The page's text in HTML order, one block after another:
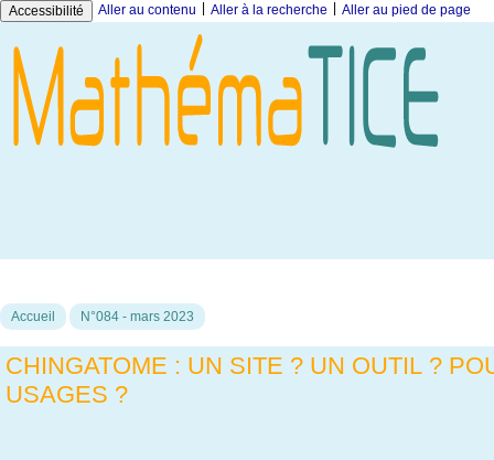
Accessibilité Aller au contenu Aller à la recherche Aller au pied de page
Accueil N°084 - mars 2023
CHINGATOME : UN SITE ? UN OUTIL ?
USAGES ?